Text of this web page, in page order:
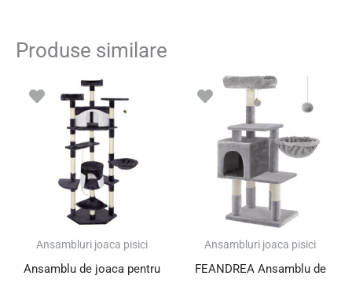
Produse similare
Ansambluri joaca pisici
Ansamblu de joaca pentru
Ansambluri joaca pisici
FEANDREA Ansamblu de